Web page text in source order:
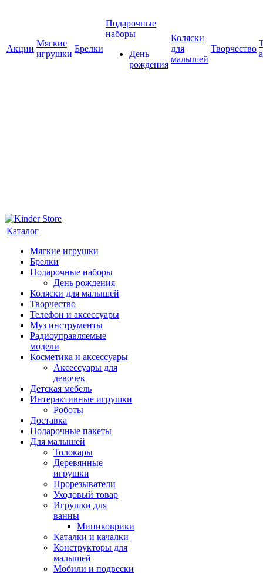
Акции
Мягкие
игрушки
Брелки
Подарочные
наборы
День
рождения
Коляски
для
малышей
Творчество
Каталог
Мягкие игрушки
Брелки
Подарочные наборы
День рождения
Коляски для малышей
Творчество
Телефон и аксессуары
Муз инструменты
Радиоуправляемые
модели
Косметика и аксессуары
Аксессуары для
девочек
Детская мебель
Интерактивные игрушки
Роботы
Доставка
Подарочные пакеты
Для малышей
Толокары
Деревянные
игрушки
Прорезыватели
Уходовый товар
Игрушки для
ванны
Миниковрики
Каталки и качалки
Конструкторы для
малышей
Мобили и подвески